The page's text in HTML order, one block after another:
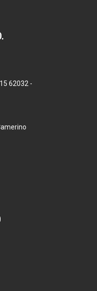
62032 -